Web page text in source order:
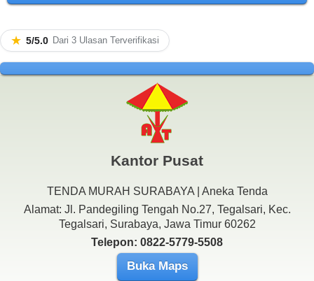
★ 5/5.0 Dari 3 Ulasan Terverifikasi
Kantor Pusat
TENDA MURAH SURABAYA | Aneka Tenda
Alamat: Jl. Pandegiling Tengah No.27, Tegalsari, Kec.
Tegalsari, Surabaya, Jawa Timur 60262
Telepon: 0822-5779-5508
Buka Maps